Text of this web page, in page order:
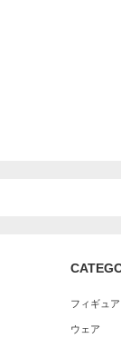
フィギュ
ウェア